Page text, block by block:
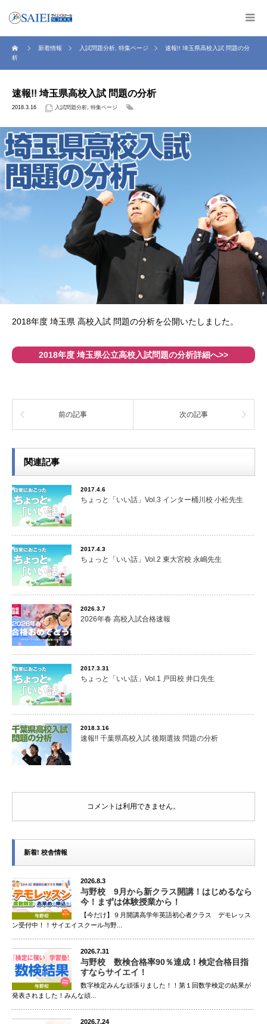
新着情報 入試問題分析 特集ページ
速報!! 埼玉県高校入試 問題の分
析
速報!! 埼玉県高校入試 問題の分析
2018.3.16 入試問題分析, 特集ページ
2018年度 埼玉県 高校入試 問題の分析を公開いたしました。
2018年度 埼玉県公立高校入試問題の分析詳細へ>>
前の記事 次の記事
関連記事
2017.4.6
ちょっと「いい話」Vol.3 インター桶川校 小松先生
2017.4.3
ちょっと「いい話」Vol.2 東大宮校 永嶋先生
2026.3.7
2026年春 高校入試合格速報
2017.3.31
ちょっと「いい話」Vol.1 戸田校 井口先生
2018.3.16
速報!! 千葉県高校入試 後期選抜 問題の分析
コメントは利用できません。
新着! 校舎情報
2026.8.3
与野校 9月から新クラス開講！はじめるなら
今！まずは体験授業から！
【今だけ】９月開講高学年英語初心者クラス デモレッス
ン受付中！！サイエイスクール与野...
2026.7.31
与野校 数検合格率90％達成！検定合格目指
すならサイエイ！
数字検定みんな頑張りました！！第１回数学検定の結果が
発表されました！みんな頑...
2026.7.24